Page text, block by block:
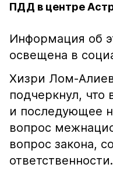
ПДД в центре
Информация об
освещена в
Хизри Лом-
подчеркнул,
и последующее
вопрос
вопрос закона,